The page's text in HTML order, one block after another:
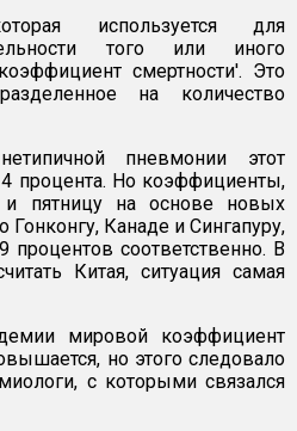
используется для
того или иного
смертности'. Это
на количество
пневмонии этот
процента. Но коэффициенты,
и пятницу на основе новых
Гонконгу, Канаде и Сингапуру,
процентов соответственно. В
Китая, ситуация самая
мировой коэффициент
но этого следовало
с которыми связался